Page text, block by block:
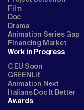
Film
Doc
Drama
Animation Series Gap
Financing Market
Work in Progress
C EU Soon
GREENLit
Animation Next
Italians Doc It Better
Awards